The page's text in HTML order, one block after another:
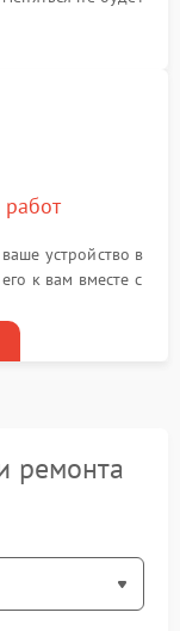
устройство в
к вам вместе с
ремонта